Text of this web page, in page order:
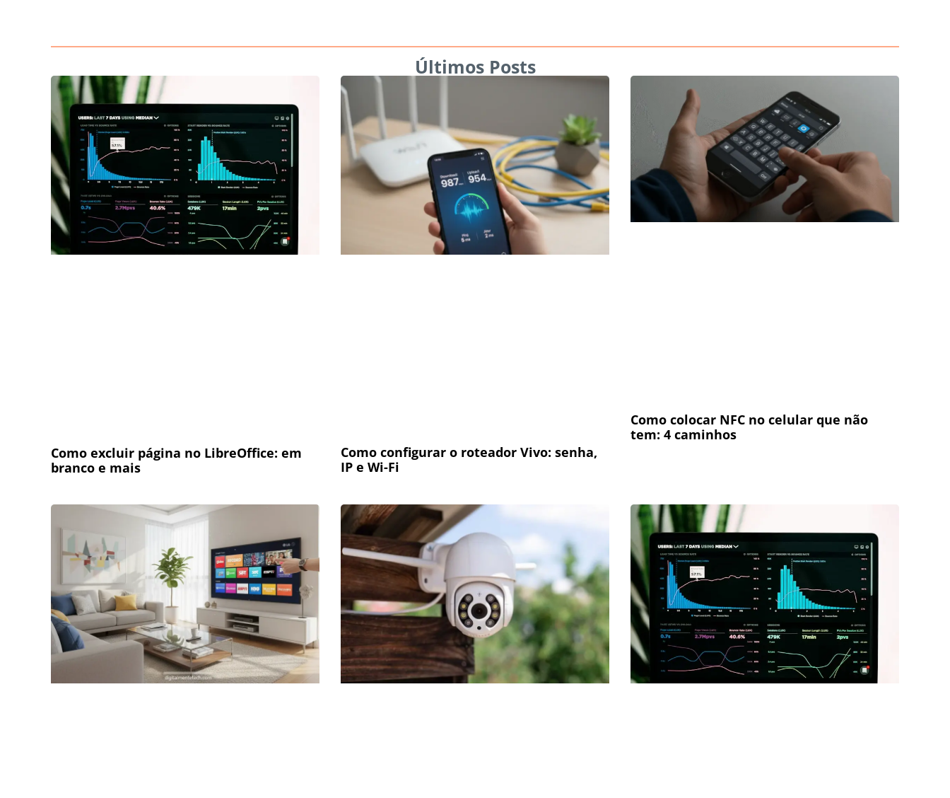
Últimos Posts
Como excluir página no LibreOffice: em
branco e mais
Como configurar o roteador Vivo: senha,
IP e Wi-Fi
Como colocar NFC no celular que não
tem: 4 caminhos